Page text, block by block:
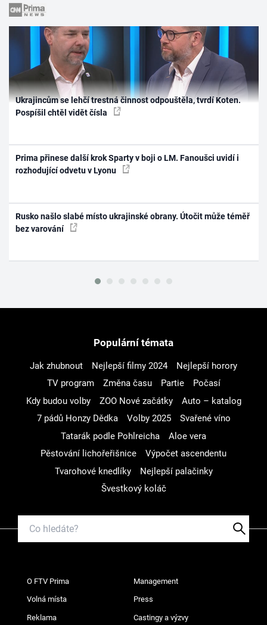
Ukrajincům se lehčí trestná činnost odpouštěla, tvrdí Koten.
Pospíšil chtěl vidět čísla
Prima přinese další krok Sparty v boji o LM. Fanoušci uvidí i
rozhodující odvetu v Lyonu
Rusko našlo slabé místo ukrajinské obrany. Útočit může téměř
bez varování
Populární témata
Jak zhubnout Nejlepší filmy 2024
Nejlepší horory
TV program
Změna času Partie
Počasí
Kdy budou volby
ZOO Nové začátky
Auto – katalog
7 pádů Honzy Dědka
Volby 2025
Svařené víno
Tatarák podle Pohlreicha
Aloe vera
Pěstování lichořeřišnice
Výpočet ascendentu
Tvarohové knedlíky
Nejlepší palačinky
Švestkový koláč
O FTV Prima Management
Volná místa Press
Reklama Castingy a výzvy